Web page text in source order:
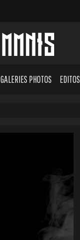
GALERIES PHOTOS EDITOS